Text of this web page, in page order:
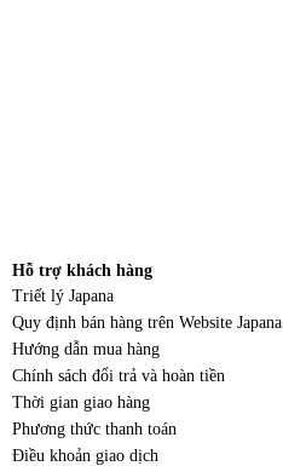
Hỗ trợ khách hàng
Triết lý Japana
Quy định bán hàng trên Website Japana
Hướng dẫn mua hàng
Chính sách đổi trả và hoàn tiền
Thời gian giao hàng
Phương thức thanh toán
Điều khoản giao dịch